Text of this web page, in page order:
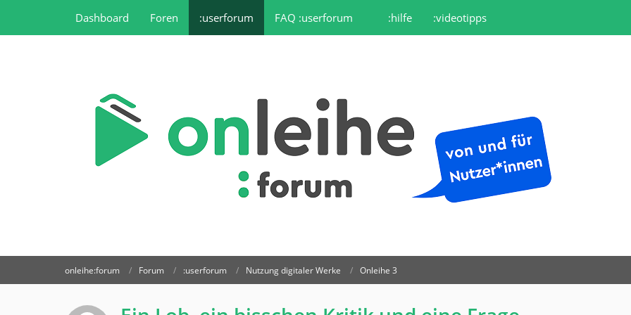
Dashboard Foren :userforum FAQ :userforum :hilfe :videotipps
onleihe:forum Forum :userforum Nutzung digitaler Werke Onleihe 3